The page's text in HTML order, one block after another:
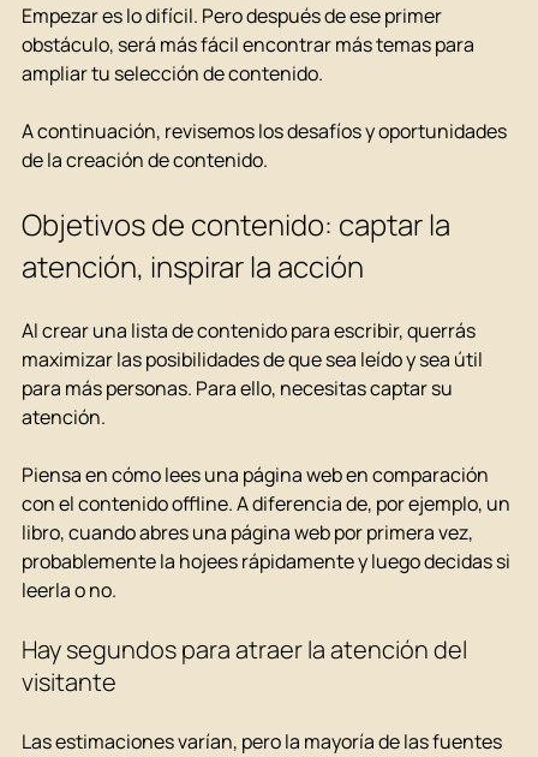
Empezar es lo difícil. Pero después de ese primer
obstáculo, será más fácil encontrar más temas para
ampliar tu selección de contenido.
A continuación, revisemos los desafíos y oportunidades
de la creación de contenido.
Objetivos de contenido: captar la
atención, inspirar la acción
Al crear una lista de contenido para escribir, querrás
maximizar las posibilidades de que sea leído y sea útil
para más personas. Para ello, necesitas captar su
atención.
Piensa en cómo lees una página web en comparación
con el contenido offline. A diferencia de, por ejemplo, un
libro, cuando abres una página web por primera vez,
probablemente la hojees rápidamente y luego decidas si
leerla o no.
Hay segundos para atraer la atención del
visitante
Las estimaciones varían, pero la mayoría de las fuentes